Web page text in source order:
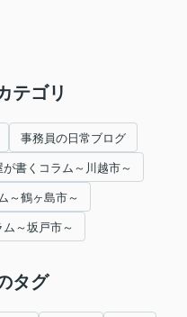
テゴリ
事務員の日常ブログ
書くコラム～川越市～
～鶴ヶ島市～
～坂戸市～
タグ